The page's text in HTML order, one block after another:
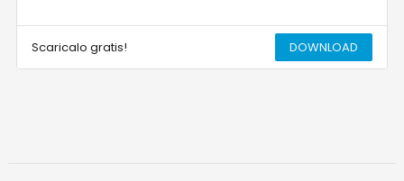
Scaricalo gratis! DOWNLOAD